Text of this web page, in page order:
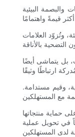
والبصمة البيئية
وتُزوّد ​​العلامات
بل يتماشى أيضًا
وقيم مستدامة.
حماية منتجاتها
في تحويل عملية